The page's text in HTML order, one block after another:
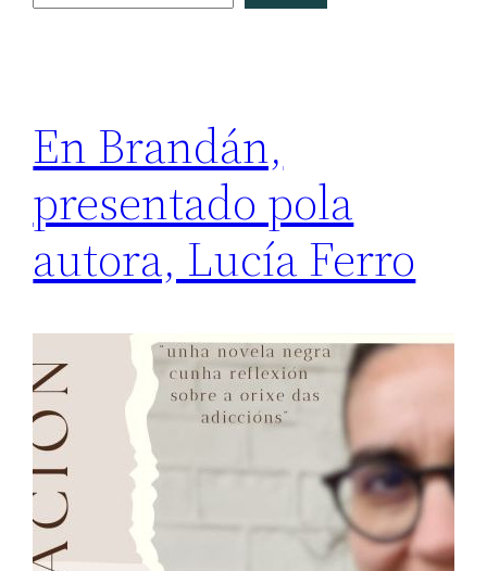
En Brandán,
presentado pola
autora, Lucía Ferro